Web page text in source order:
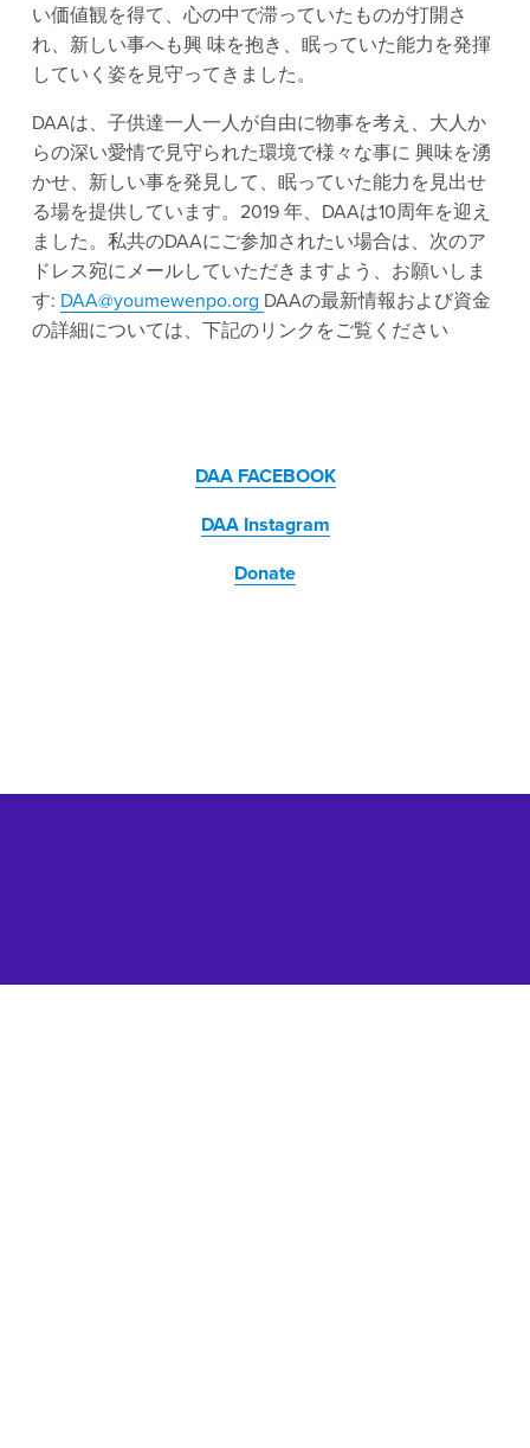
い価値観を得て、心の中で滞っていたものが打開さ
れ、新しい事へも興 味を抱き、眠っていた能力を発揮
していく姿を見守ってきました。
DAAは、子供達一人一人が自由に物事を考え、大人か
らの深い愛情で見守られた環境で様々な事に 興味を湧
かせ、新しい事を発見して、眠っていた能力を見出せ
る場を提供しています。2019 年、DAAは10周年を迎え
ました。私共のDAAにご参加されたい場合は、次のア
ドレス宛にメールしていただきますよう、お願いしま
す: DAA@youmewenpo.org DAAの最新情報および資金
の詳細については、下記のリンクをご覧ください
DAA FACEBOOK
DAA Instagram
Donate